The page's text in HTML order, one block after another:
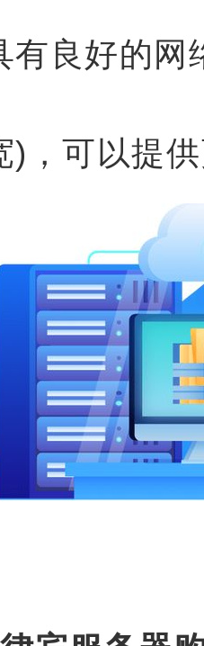
有良好的网
)，可以提